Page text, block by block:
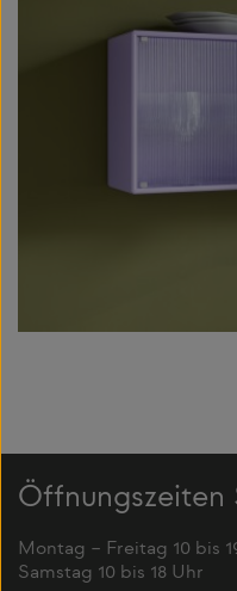
Öffnungszeiten
Montag – Freitag 10 bis
Samstag 10 bis 18 Uhr